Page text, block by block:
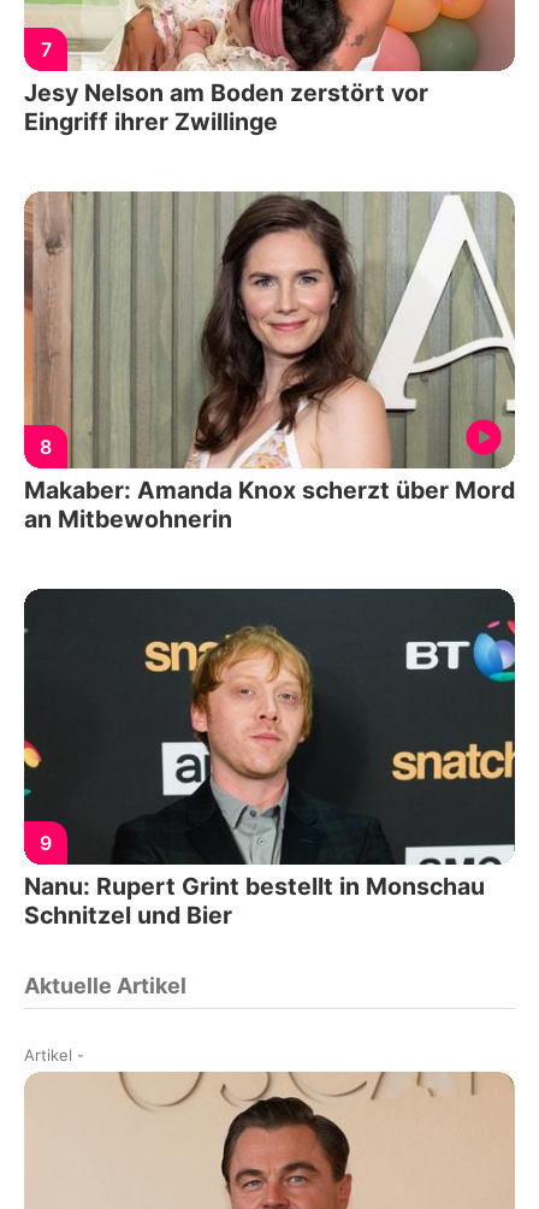
7
Jesy Nelson am Boden zerstört vor
Eingriff ihrer Zwillinge
8
Makaber: Amanda Knox scherzt über Mord
an Mitbewohnerin
9
Nanu: Rupert Grint bestellt in Monschau
Schnitzel und Bier
Aktuelle Artikel
Artikel -